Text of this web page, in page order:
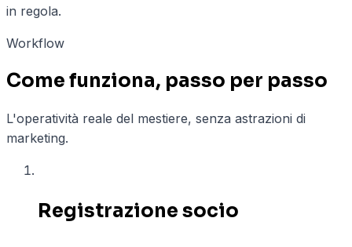
in regola.
Workflow
Come funziona, passo per passo
L'operatività reale del mestiere, senza astrazioni di
marketing.
Registrazione socio